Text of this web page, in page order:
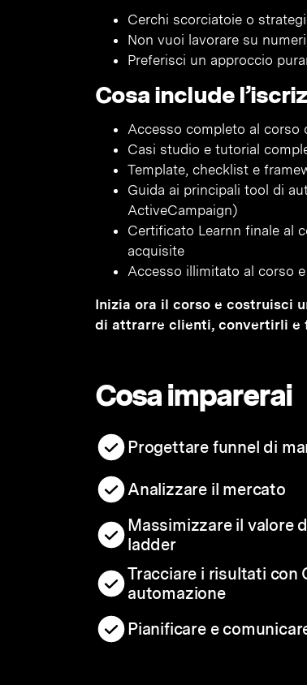
Cerchi scorciatoie o
Non vuoi lavorare su
Preferisci un approccio
Cosa include
Accesso completo al corso
Casi studio e tutorial
Template, checklist e
Guida ai principali tool di
ActiveCampaign)
Certificato Learnn finale al
acquisite
Accesso illimitato al corso
Inizia ora il corso e costruisci
di attrarre clienti, convertirli e
Cosa imparerai
Progettare funnel di
Analizzare il mercato
Massimizzare il valore
ladder
Tracciare i risultati con
automazione
Pianificare e